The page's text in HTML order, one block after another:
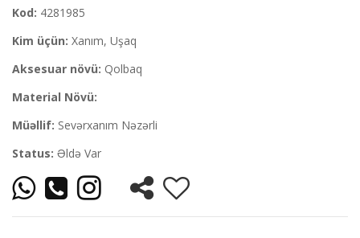
Kod: 4281985
Kim üçün: Xanım, Uşaq
Aksesuar növü: Qolbaq
Material Növü:
Müəllif: Sevərxanım Nəzərli
Status: Əldə Var